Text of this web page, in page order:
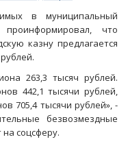
в муниципальный
что
казну предлагается
263,3 тысяч рублей.
442,1 тысячи рублей,
705,4 тысячи рублей», -
безвозмездные
соцсферу.